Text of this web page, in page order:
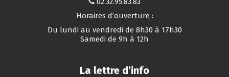
Horaires d’ouverture :
Du lundi au vendredi de 8h30 à 17h30
Samedi de 9h à 12h
La lettre d’info